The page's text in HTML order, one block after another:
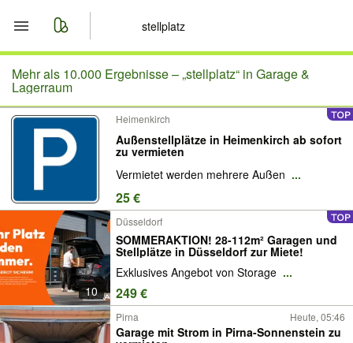
Start
Merkliste
Nachrichten
Mehr als 10.000 Ergebnisse –„stellplatz“ in Garage &
Lagerraum
Heimenkirch
Außenstellplätze in Heimenkirch ab sofort
zu vermieten
Vermietet werden mehrere Außen ...
25 €
10
Düsseldorf
SOMMERAKTION! 28-112m² Garagen und
Stellplätze in Düsseldorf zur Miete!
Exklusives Angebot von Storage ...
249 €
Pirna Heute, 05:46
Garage mit Strom in Pirna-Sonnenstein zu